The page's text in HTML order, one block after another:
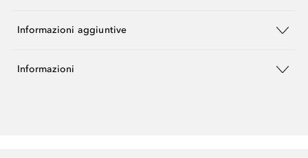
Informazioni aggiuntive
Informazioni